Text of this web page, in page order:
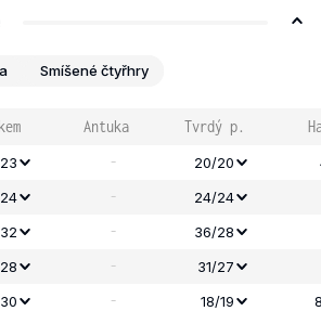
Smíšené čtyřhry
Antuka Tvrdý p.
- 20/20
-
24/24
- 36/28
-
31/27
- 18/19